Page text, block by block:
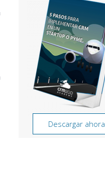
Descargar ahora